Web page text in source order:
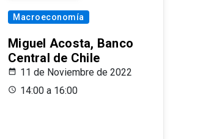
Macroeconomía
Miguel Acosta, Banco
Central de Chile
11 de Noviembre de 2022
14:00 a 16:00